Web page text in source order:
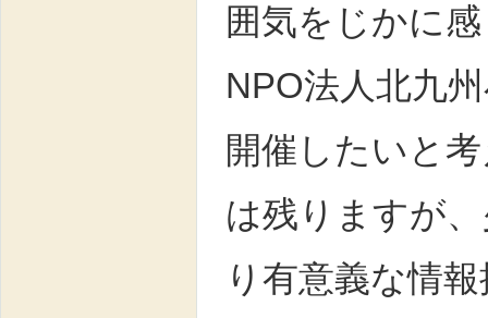
囲気をじかに
NPO法人北九
開催したいと
は残りますが
り有意義な情